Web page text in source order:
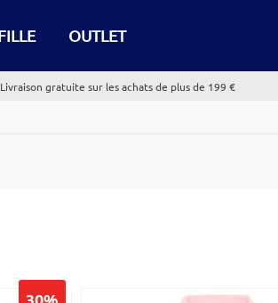
OUTLET
gratuite sur les achats de plus de 199 €